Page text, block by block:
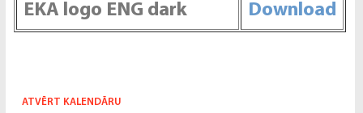
EKA logo ENG dark Download
ATVĒRT KALENDĀRU